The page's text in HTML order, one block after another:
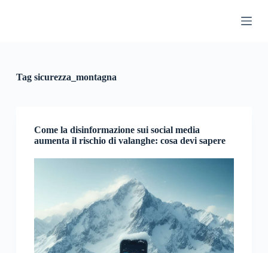
Tagsicurezza_montagna
Come la disinformazione sui social media
aumenta il rischio di valanghe: cosa devi sapere